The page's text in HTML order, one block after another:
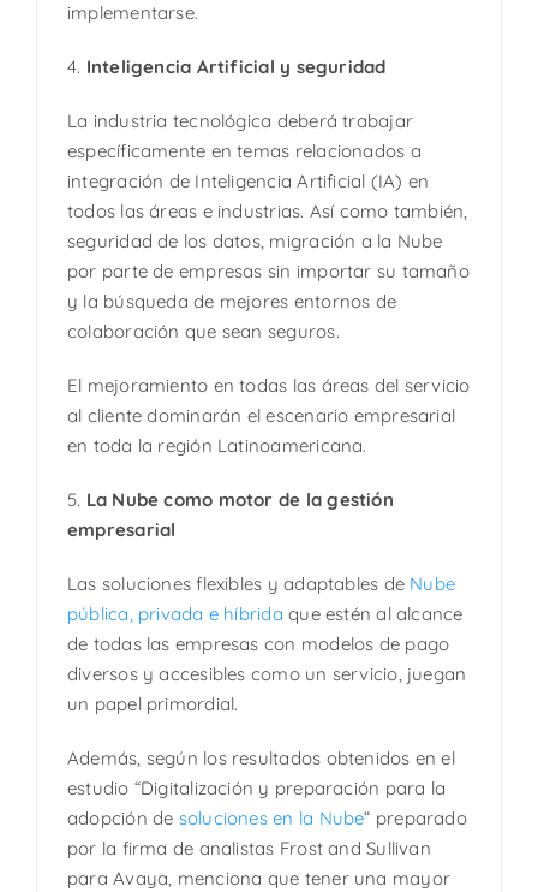
implementarse.
4. Inteligencia Artificial y seguridad
La industria tecnológica deberá trabajar
específicamente en temas relacionados a
integración de Inteligencia Artificial (IA) en
todos las áreas e industrias. Así como también,
seguridad de los datos, migración a la Nube
por parte de empresas sin importar su tamaño
y la búsqueda de mejores entornos de
colaboración que sean seguros.
El mejoramiento en todas las áreas del servicio
al cliente dominarán el escenario empresarial
en toda la región Latinoamericana.
5. La Nube como motor de la gestión
empresarial
Las soluciones flexibles y adaptables de Nube
pública, privada e híbrida que estén al alcance
de todas las empresas con modelos de pago
diversos y accesibles como un servicio, juegan
un papel primordial.
Además, según los resultados obtenidos en el
estudio “Digitalización y preparación para la
adopción de soluciones en la Nube” preparado
por la firma de analistas Frost and Sullivan
para Avaya, menciona que tener una mayor